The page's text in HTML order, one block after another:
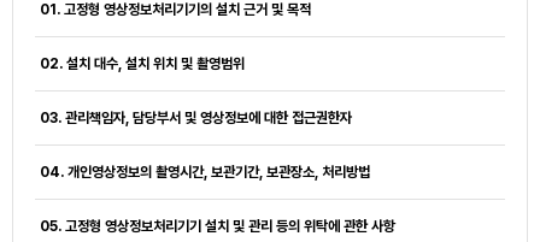
01. 고정형 영상정보처리기기의 설치 근거 및 목적
02. 설치 대수, 설치 위치 및 촬영범위
03. 관리책임자, 담당부서 및 영상정보에 대한 접근권한자
04. 개인영상정보의 촬영시간, 보관기간, 보관장소, 처리방법
05. 고정형 영상정보처리기기 설치 및 관리 등의 위탁에 관한 사항